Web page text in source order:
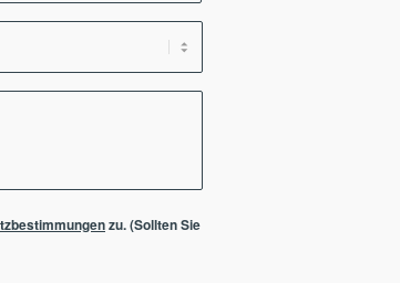
zu. (Sollten Sie